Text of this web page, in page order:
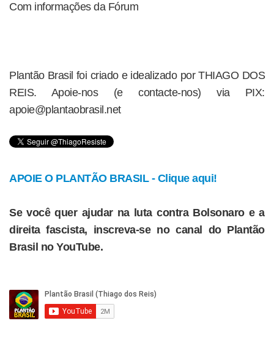
Com informações da Fórum
Plantão Brasil foi criado e idealizado por THIAGO DOS
REIS. Apoie-nos (e contacte-nos) via PIX:
apoie@plantaobrasil.net
APOIE O PLANTÃO BRASIL - Clique aqui!
Se você quer ajudar na luta contra Bolsonaro e a
direita fascista, inscreva-se no canal do Plantão
Brasil no YouTube.